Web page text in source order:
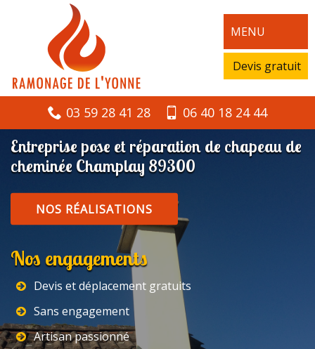
MENU
Devis gratuit
03 59 28 41 28 06 40 18 24 44
Entreprise pose et réparation de chapeau de
cheminée Champlay 89300
NOS RÉALISATIONS
Nos engagements
Devis et déplacement gratuits
Sans engagement
Artisan passionné